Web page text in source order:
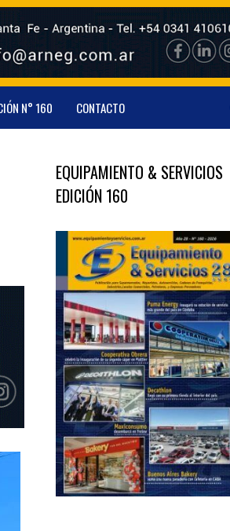
N° 160 CONTACTO
EQUIPAMIENTO & SERVICIOS
EDICIÓN 160